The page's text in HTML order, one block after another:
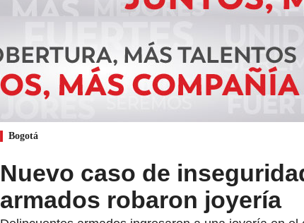
Bogotá
Nuevo caso de
armados robaron joyería